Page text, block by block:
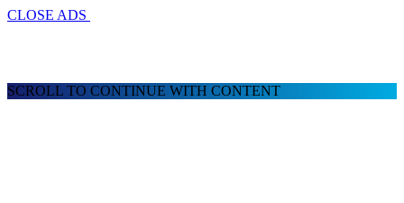
CLOSE ADS
SCROLL TO CONTINUE WITH CONTENT